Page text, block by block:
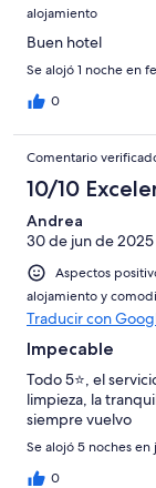
alojamiento
Buen hotel
Se alojó 1 noche en
0
Comentario
10/10
Andrea
30 de jun de 2025
Aspectos
alojamiento y
Traducir con
Impecable
Todo 5⭐️, el
limpieza, la
siempre vuelvo
Se alojó 5 noches
0